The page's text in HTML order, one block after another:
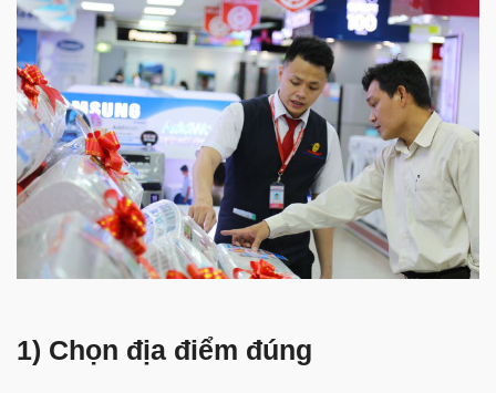
1) Chọn địa điểm đúng